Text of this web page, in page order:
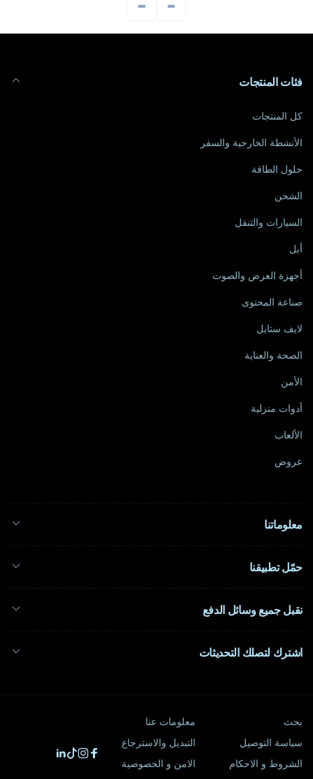
فئات المنتجات
كل المنتجات
الأنشطة الخارجية والسفر
حلول الطاقة
الشحن
السيارات والتنقل
أبل
أجهزة العرض والصوت
صناعة المحتوى
لايف ستايل
الصحة والعناية
الأمن
أدوات منزلية
الألعاب
عروض
معلوماتنا
حمّل تطبيقنا
نقبل جميع وسائل الدفع
اشترك لتصلك التحديثات
بحث
معلومات عنا
سياسة التوصيل
التبديل والاسترجاع
الشروط و الاحكام
الامن و الخصوصية
فيسبوك
انستغرام
تيكينكدين